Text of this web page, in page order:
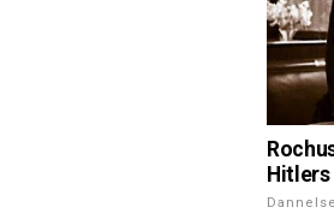
Hitlers
Dannelse